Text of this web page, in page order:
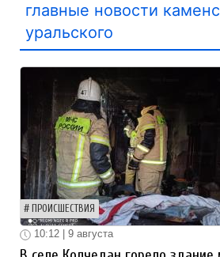
главные новости
уральского
ПРОИСШЕСТВИЯ
10:12 | 9 августа